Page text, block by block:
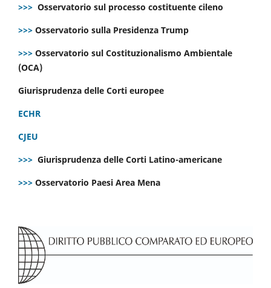
>>> Osservatorio sul processo costituente cileno
>>> Osservatorio sulla Presidenza Trump
>>> Osservatorio sul Costituzionalismo Ambientale
(OCA)
Giurisprudenza delle Corti europee
ECHR
CJEU
>>> Giurisprudenza delle Corti Latino-americane
>>> Osservatorio Paesi Area Mena